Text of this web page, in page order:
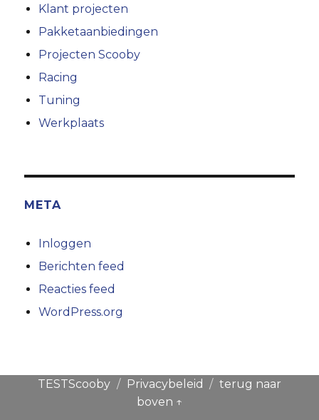
Klant projecten
Pakketaanbiedingen
Projecten Scooby
Racing
Tuning
Werkplaats
META
Inloggen
Berichten feed
Reacties feed
WordPress.org
TESTScooby Privacybeleid
terug naar
boven ↑